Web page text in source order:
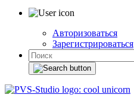
Авторизоваться
Зарегистрироваться